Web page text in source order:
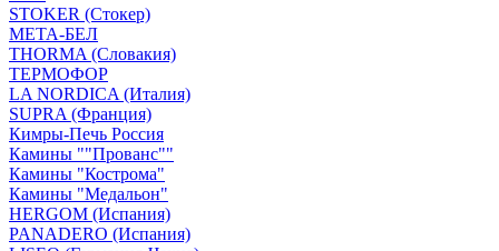
STOKER (Стокер)
МЕТА-БЕЛ
THORMA (Словакия)
ТЕРМОФОР
LA NORDICA (Италия)
SUPRA (Франция)
Кимры-Печь Россия
Камины ""Прованс""
Камины "Кострома"
Камины "Медальон"
HERGOM (Испания)
PANADERO (Испания)